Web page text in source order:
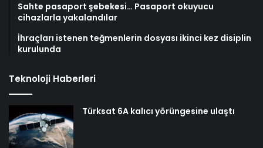
Sahte pasaport şebekesi… Pasaport okuyucu
cihazlarla yakalandılar
İhraçları istenen teğmenlerin dosyası ikinci kez disiplin
kurulunda
Teknoloji Haberleri
Türksat 6A kalıcı yörüngesine ulaştı